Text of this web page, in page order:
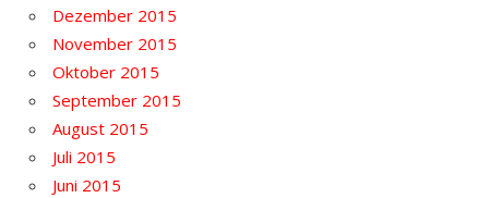
Dezember 2015
November 2015
Oktober 2015
September 2015
August 2015
Juli 2015
Juni 2015